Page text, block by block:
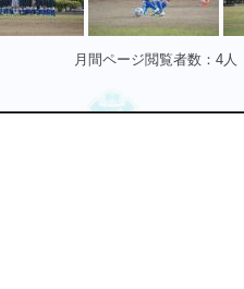
月間ページ閲覧者数：4人